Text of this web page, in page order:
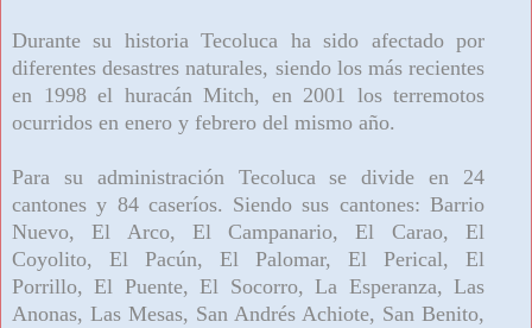
Durante su historia Tecoluca ha sido afectado por
diferentes desastres naturales, siendo los más recientes
en 1998 el huracán Mitch, en 2001 los terremotos
ocurridos en enero y febrero del mismo año.
Para su administración Tecoluca se divide en 24
cantones y 84 caseríos. Siendo sus cantones: Barrio
Nuevo, El Arco, El Campanario, El Carao, El
Coyolito, El Pacún, El Palomar, El Perical, El
Porrillo, El Puente, El Socorro, La Esperanza, Las
Anonas, Las Mesas, San Andrés Achiote, San Benito,